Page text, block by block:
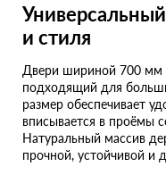
Распродажа
и стиля
Двери шириной 700 мм
подходящий для
размер обеспечивает
вписывается в проёмы
Натуральный массив
прочной, устойчивой и